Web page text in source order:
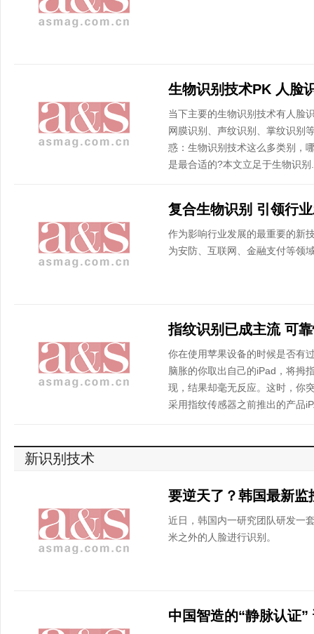
生物识别技术PK 人脸
当下主要的生物识别技术有人脸
网膜识别、声纹识别、掌纹识别
惑：生物识别技术这么多类别，
是最合适的?本文立足于生物识别
复合生物识别 引领行
作为影响行业发展的最重要的新
为安防、互联网、金融支付等领
指纹识别已成主流 可
你在使用苹果设备的时候是否有
脑胀的你取出自己的iPad，将拇
现，结果却毫无反应。这时，你
采用指纹传感器之前推出的产品
新识别技术
近日，韩国内一研究团队研发一
米之外的人脸进行识别。